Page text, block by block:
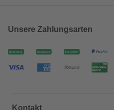
Unsere Zahlungsarten
Kontakt